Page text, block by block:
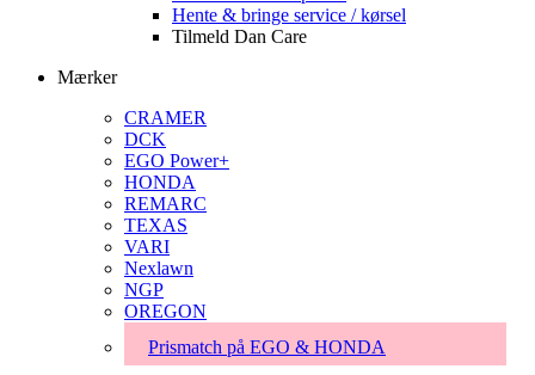
Hente & bringe service / kørsel
Tilmeld Dan Care
Mærker
CRAMER
DCK
EGO Power+
HONDA
REMARC
TEXAS
VARI
Nexlawn
NGP
OREGON
Prismatch på EGO & HONDA